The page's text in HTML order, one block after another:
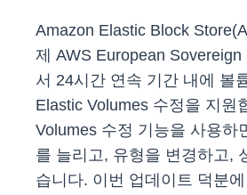
Amazon Elastic Block
제 AWS European Sovereign
서 24시간 연속 기간 내에 볼
Elastic Volumes 수정을 지원
Volumes 수정 기능을 사용하
를 늘리고, 유형을 변경하고,
습니다. 이번 업데이트 덕분